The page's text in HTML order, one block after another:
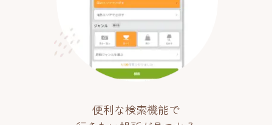
便利な検索機能で